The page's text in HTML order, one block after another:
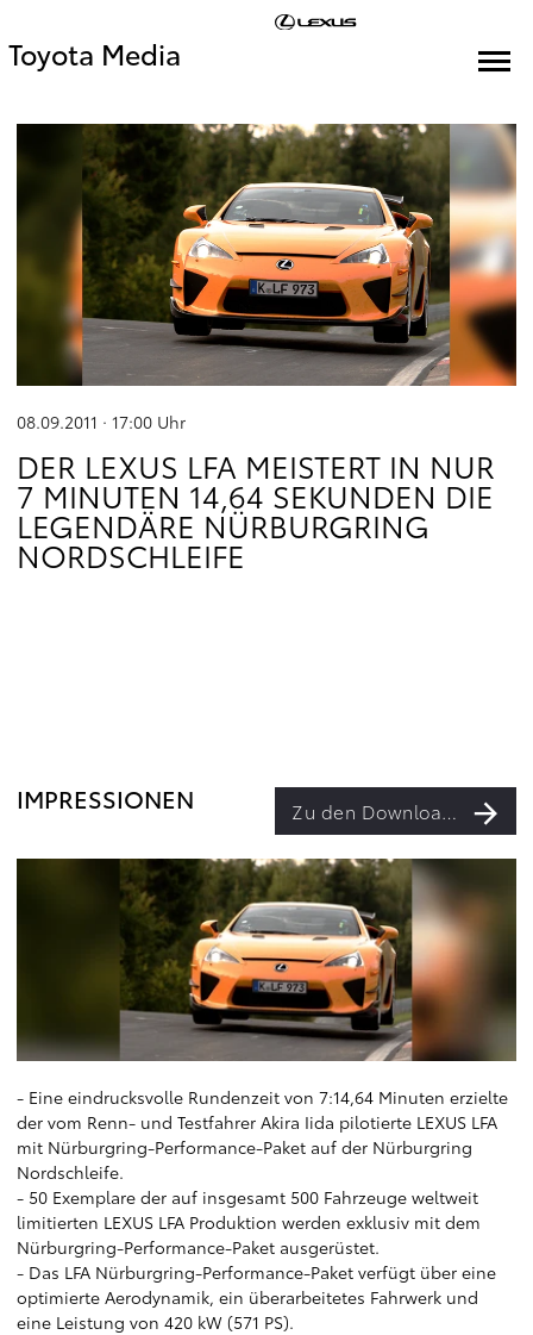
Toyota Media
08.09.2011 · 17:00 Uhr
DER LEXUS LFA MEISTERT IN NUR
7 MINUTEN 14,64 SEKUNDEN DIE
LEGENDÄRE NÜRBURGRING
NORDSCHLEIFE
IMPRESSIONEN Zu den Downloads
- Eine eindrucksvolle Rundenzeit von 7:14,64 Minuten erzielte
der vom Renn- und Testfahrer Akira Iida pilotierte LEXUS LFA
mit Nürburgring-Performance-Paket auf der Nürburgring
Nordschleife.
- 50 Exemplare der auf insgesamt 500 Fahrzeuge weltweit
limitierten LEXUS LFA Produktion werden exklusiv mit dem
Nürburgring-Performance-Paket ausgerüstet.
- Das LFA Nürburgring-Performance-Paket verfügt über eine
optimierte Aerodynamik, ein überarbeitetes Fahrwerk und
eine Leistung von 420 kW (571 PS).